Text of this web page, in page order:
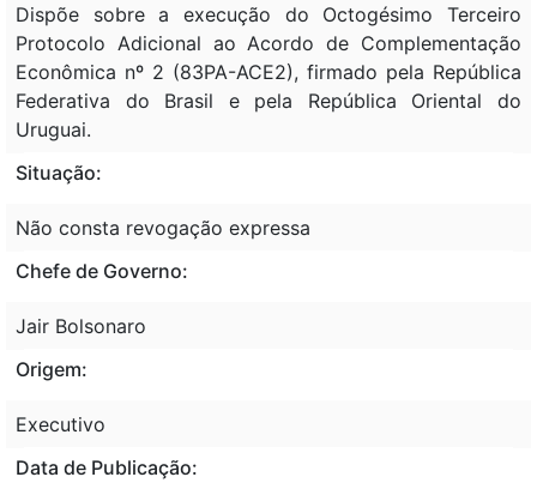
Dispõe sobre a execução do Octogésimo Terceiro
Protocolo Adicional ao Acordo de Complementação
Econômica nº 2 (83PA-ACE2), firmado pela República
Federativa do Brasil e pela República Oriental do
Uruguai.
Situação:
Não consta revogação expressa
Chefe de Governo:
Jair Bolsonaro
Origem:
Executivo
Data de Publicação: